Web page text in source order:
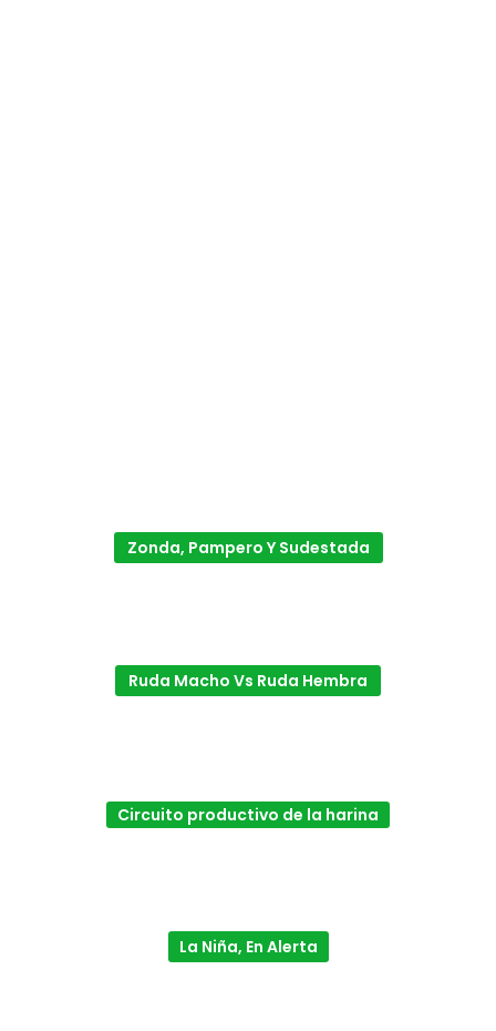
Zonda, Pampero Y Sudestada
Ruda Macho Vs Ruda Hembra
Circuito productivo de la harina
La Niña, En Alerta